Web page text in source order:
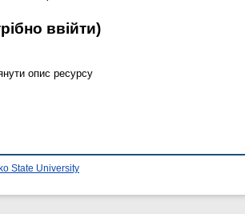
ввійти)
опис ресурсу
State University